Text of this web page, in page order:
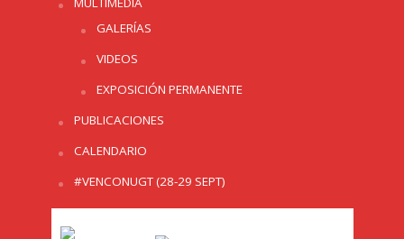
GALERÍAS
VIDEOS
EXPOSICIÓN PERMANENTE
PUBLICACIONES
CALENDARIO
#VENCONUGT (28-29 SEPT)